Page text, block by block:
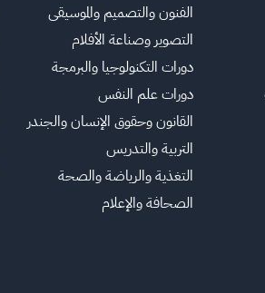
الفنون والتصميم والموسيقى
التصوير وصناعة الأفلام
دورات التكنولوجيا والبرمجة
دورات علم النفس
القانون وحقوق الإنسان والجندر
التربية والتدريس
التغذية والرياضة والصحة
الصحافة والإعلام